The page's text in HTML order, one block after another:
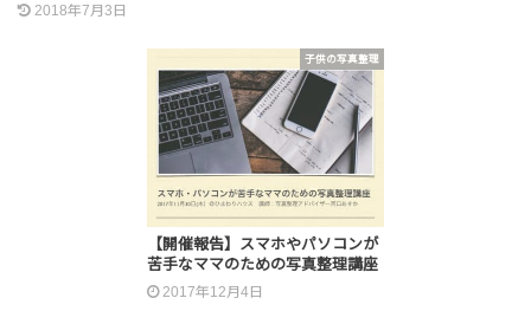
2018年7月3日
子供の写真整理
【開催報告】スマホやパソコンが
苦手なママのための写真整理講座
2017年12月4日